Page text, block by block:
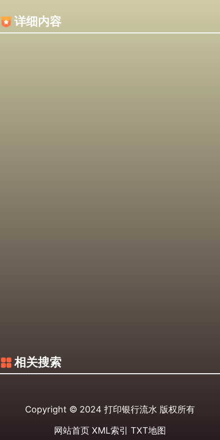
详细内容
相关搜索
Copyright © 2024 打印银行流水 版权所有
网站首页 XML索引 TXT地图